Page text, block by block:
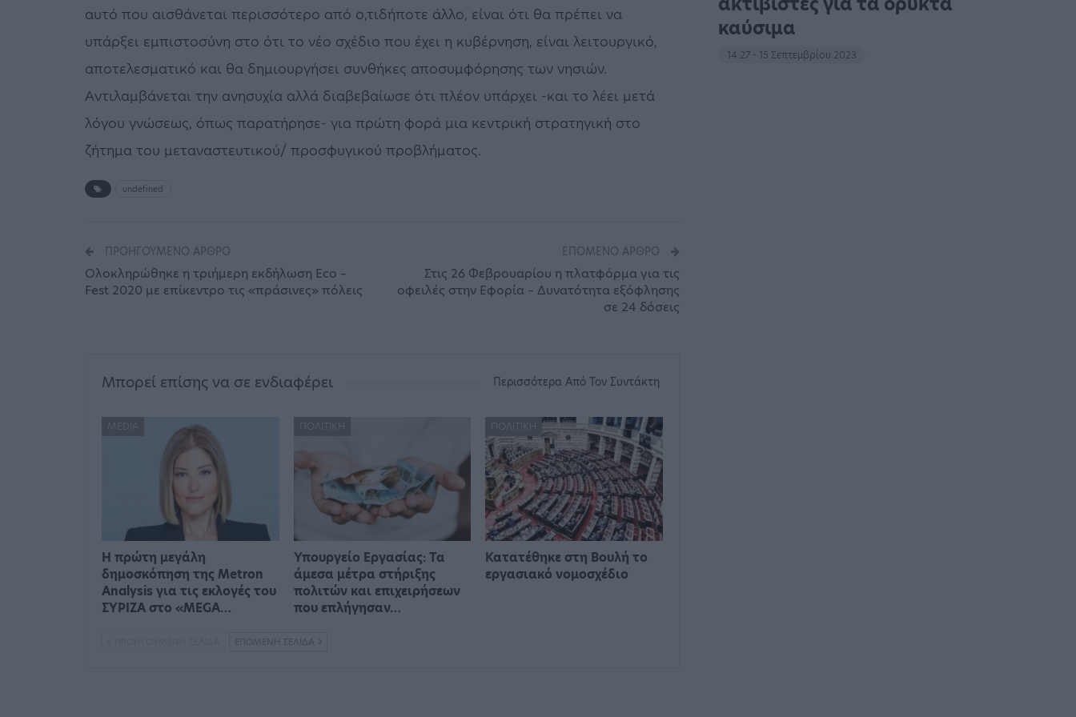
αυτό που αισθάνεται περισσότερο από ο,τιδήποτε άλλο, είναι ότι θα πρέπει να
υπάρξει εμπιστοσύνη στο ότι το νέο σχέδιο που έχει η κυβέρνηση, είναι λειτουργικό,
αποτελεσματικό και θα δημιουργήσει συνθήκες αποσυμφόρησης των νησιών.
Αντιλαμβάνεται την ανησυχία αλλά διαβεβαίωσε ότι πλέον υπάρχει -και το λέει μετά
λόγου γνώσεως, όπως παρατήρησε- για πρώτη φορά μια κεντρική στρατηγική στο
ζήτημα του μεταναστευτικού/ προσφυγικού προβλήματος.
undefined
ΠΡΟΗΓΟΎΜΕΝΟ ΆΡΘΡΟ
Oλοκληρώθηκε η τριήμερη εκδήλωση Eco –
Fest 2020 με επίκεντρο τις «πράσινες» πόλεις
ΕΠΌΜΕΝΟ ΆΡΘΡΟ
Στις 26 Φεβρουαρίου η πλατφόρμα για τις
οφειλές στην Εφορία – Δυνατότητα εξόφλησης
σε 24 δόσεις
Μπορεί επίσης να σε ενδιαφέρει Περισσότερα Από Τον Συντάκτη
MEDIA
Η πρώτη μεγάλη
δημοσκόπηση της Metron
Analysis για τις εκλογές του
ΣΥΡΙΖΑ στο «MEGA…
ΠΟΛΙΤΙΚΉ
Υπουργείο Εργασίας: Τα
άμεσα μέτρα στήριξης
πολιτών και επιχειρήσεων
που επλήγησαν…
ΠΟΛΙΤΙΚΉ
Κατατέθηκε στη Βουλή το
εργασιακό νομοσχέδιο
ΕΠΌΜΕΝΗ ΣΕΛΊΔΑ
καύσιμα
14:27 - 15 Σεπτεμβρίου 2023